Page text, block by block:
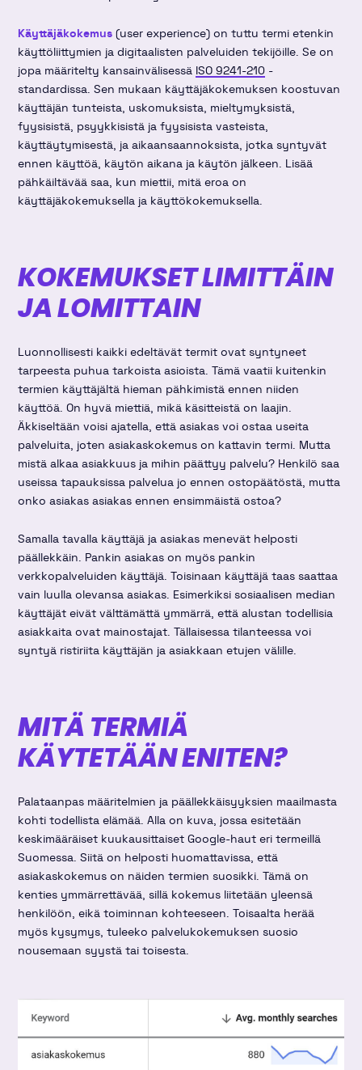
Käyttäjäkokemus (user experience) on tuttu termi etenkin
käyttöliittymien ja digitaalisten palveluiden tekijöille. Se on
jopa määritelty kansainvälisessä ISO 9241-210 -
standardissa. Sen mukaan käyttäjäkokemuksen koostuvan
käyttäjän tunteista, uskomuksista, mieltymyksistä,
fyysisistä, psyykkisistä ja fyysisista vasteista,
käyttäytymisestä, ja aikaansaannoksista, jotka syntyvät
ennen käyttöä, käytön aikana ja käytön jälkeen. Lisää
pähkäiltävää saa, kun miettii, mitä eroa on
käyttäjäkokemuksella ja käyttökokemuksella.
KOKEMUKSET LIMITTÄIN
JA LOMITTAIN
Luonnollisesti kaikki edeltävät termit ovat syntyneet
tarpeesta puhua tarkoista asioista. Tämä vaatii kuitenkin
termien käyttäjältä hieman pähkimistä ennen niiden
käyttöä. On hyvä miettiä, mikä käsitteistä on laajin.
Äkkiseltään voisi ajatella, että asiakas voi ostaa useita
palveluita, joten asiakaskokemus on kattavin termi. Mutta
mistä alkaa asiakkuus ja mihin päättyy palvelu? Henkilö saa
useissa tapauksissa palvelua jo ennen ostopäätöstä, mutta
onko asiakas asiakas ennen ensimmäistä ostoa?
Samalla tavalla käyttäjä ja asiakas menevät helposti
päällekkäin. Pankin asiakas on myös pankin
verkkopalveluiden käyttäjä. Toisinaan käyttäjä taas saattaa
vain luulla olevansa asiakas. Esimerkiksi sosiaalisen median
käyttäjät eivät välttämättä ymmärrä, että alustan todellisia
asiakkaita ovat mainostajat. Tällaisessa tilanteessa voi
syntyä ristiriita käyttäjän ja asiakkaan etujen välille.
MITÄ TERMIÄ
KÄYTETÄÄN ENITEN?
Palataanpas määritelmien ja päällekkäisyyksien maailmasta
kohti todellista elämää. Alla on kuva, jossa esitetään
keskimääräiset kuukausittaiset Google-haut eri termeillä
Suomessa. Siitä on helposti huomattavissa, että
asiakaskokemus on näiden termien suosikki. Tämä on
kenties ymmärrettävää, sillä kokemus liitetään yleensä
henkilöön, eikä toiminnan kohteeseen. Toisaalta herää
myös kysymys, tuleeko palvelukokemuksen suosio
nousemaan syystä tai toisesta.